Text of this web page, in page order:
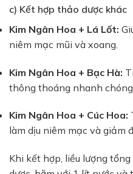
c) Kết hợp thảo dược khác
Kim Ngân Hoa + Lá Lốt:
niêm mạc mũi và xoang.
Kim Ngân Hoa + Bạc Hà:
thông thoáng nhanh chóng.
Kim Ngân Hoa + Cúc Hoa:
làm dịu niêm mạc và giảm
Khi kết hợp, liều lượng